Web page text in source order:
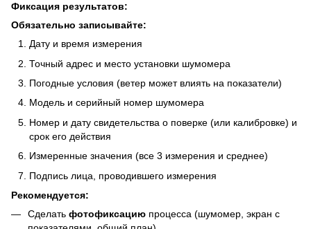
Фиксация результатов:
Обязательно записывайте:
Дату и время измерения
Точный адрес и место установки шумомера
Погодные условия (ветер может влиять на показатели)
Модель и серийный номер шумомера
Номер и дату свидетельства о поверке (или калибровке) и
срок его действия
Измеренные значения (все 3 измерения и среднее)
Подпись лица, проводившего измерения
Рекомендуется:
Сделать фотофиксацию процесса (шумомер, экран с